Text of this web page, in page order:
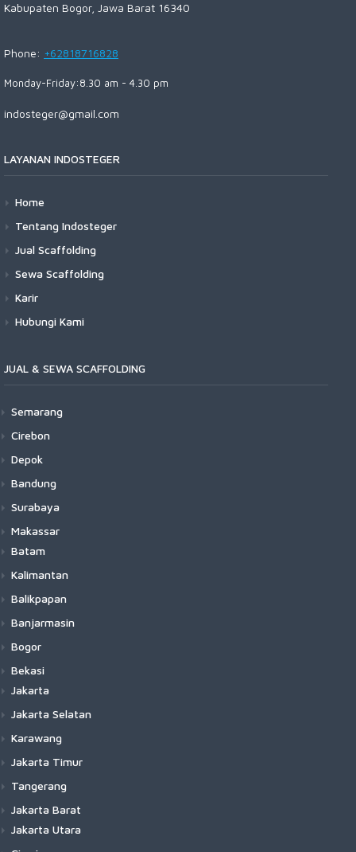
Kabupaten Bogor, Jawa Barat 16340
Phone: +62818716828
Monday-Friday:8.30 am - 4.30 pm
indosteger@gmail.com
LAYANAN INDOSTEGER
Home
Tentang Indosteger
Jual Scaffolding
Sewa Scaffolding
Karir
Hubungi Kami
JUAL & SEWA SCAFFOLDING
Semarang
Cirebon
Depok
Bandung
Surabaya
Makassar
Batam
Kalimantan
Balikpapan
Banjarmasin
Bogor
Bekasi
Jakarta
Jakarta Selatan
Karawang
Jakarta Timur
Tangerang
Jakarta Barat
Jakarta Utara